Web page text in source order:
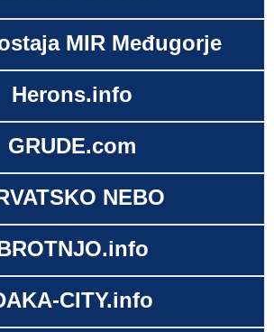
MIR Međugorje
Herons.info
GRUDE.com
NEBO
CITY.info